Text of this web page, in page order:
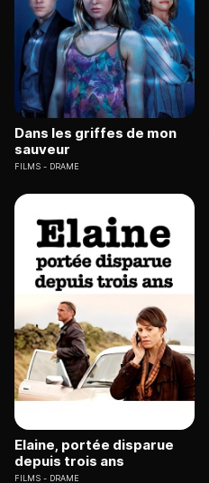
Dans les griffes de mon
sauveur
FILMS DRAME
Elaine, portée disparue
depuis trois ans
FILMS DRAME